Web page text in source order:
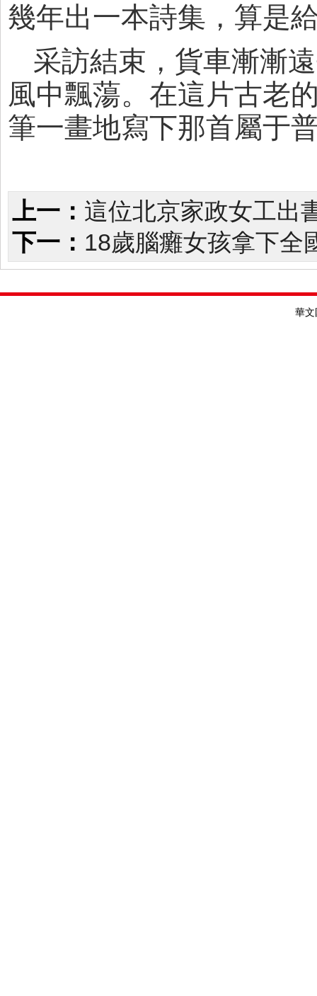
幾年出一本詩集，算是
采訪結束，貨車漸漸
風中飄蕩。在這片古老
筆一畫地寫下那首屬于
上一： 這位北京家政女工出
下一： 18歲腦癱女孩拿下全
華